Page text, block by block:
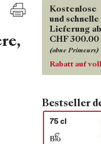
Kostenlose
und schnelle
Lieferung ab
CHF 300.00
(ohne Primeurs)
Rabatt auf
Bestseller
75 cl